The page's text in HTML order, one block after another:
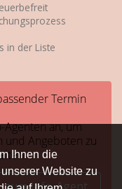
Ihnen die
Website zu
in der Liste
Termin
an, um
und Angeboten zu